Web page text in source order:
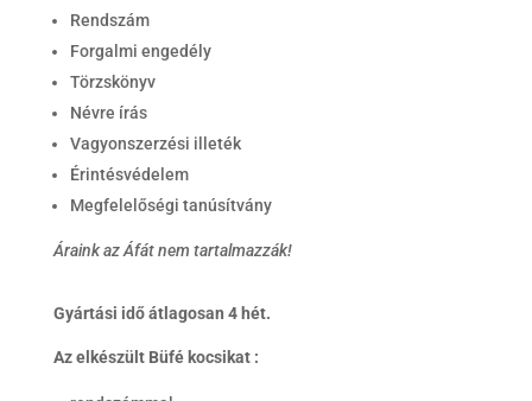
Rendszám
Forgalmi engedély
Törzskönyv
Névre írás
Vagyonszerzési illeték
Érintésvédelem
Megfelelőségi tanúsítvány
Áraink az Áfát nem tartalmazzák!
Gyártási idő átlagosan 4 hét.
Az elkészült Büfé kocsikat :